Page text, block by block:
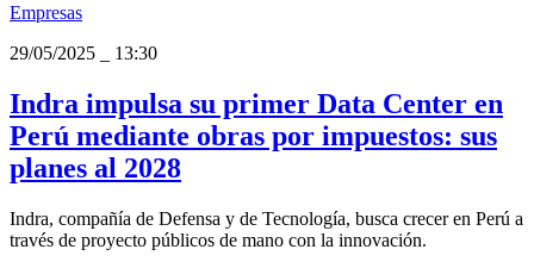
Empresas
29/05/2025
13:30
Indra impulsa su primer Data Center en
Perú mediante obras por impuestos: sus
planes al 2028
Indra, compañía de Defensa y de Tecnología, busca crecer en Perú a
través de proyecto públicos de mano con la innovación.